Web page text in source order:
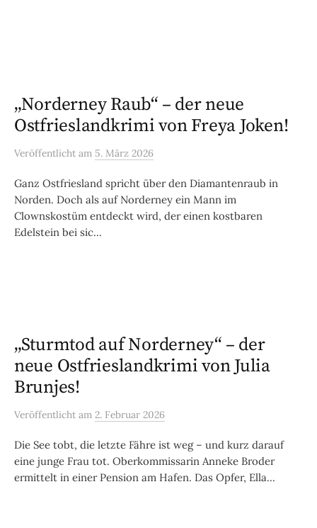
„Norderney Raub“ – der neue
Ostfrieslandkrimi von Freya Joken!
Veröffentlicht am 5. März 2026
Ganz Ostfriesland spricht über den Diamantenraub in
Norden. Doch als auf Norderney ein Mann im
Clownskostüm entdeckt wird, der einen kostbaren
Edelstein bei sic...
„Sturmtod auf Norderney“ – der
neue Ostfrieslandkrimi von Julia
Brunjes!
Veröffentlicht am 2. Februar 2026
Die See tobt, die letzte Fähre ist weg – und kurz darauf
eine junge Frau tot. Oberkommissarin Anneke Broder
ermittelt in einer Pension am Hafen. Das Opfer, Ella...